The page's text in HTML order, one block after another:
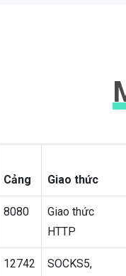
Cảng Giao thức
8080
Giao thức
HTTP
12742
SOCKS5,